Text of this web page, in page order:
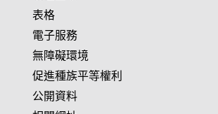
表格
電子服務
無障礙環境
促進種族平等權利
公開資料